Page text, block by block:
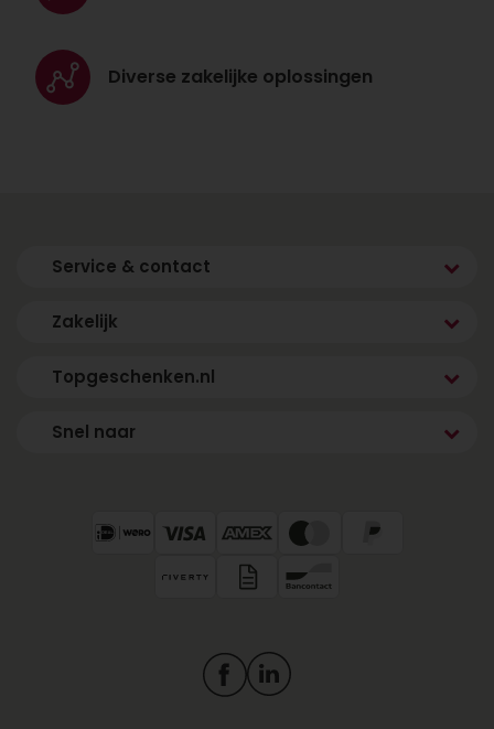
Diverse zakelijke oplossingen
Service & contact
Zakelijk
Topgeschenken.nl
Snel naar